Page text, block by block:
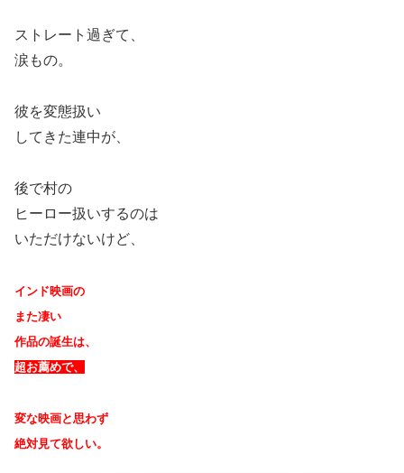
ストレート過ぎて、
涙もの。
彼を変態扱い
してきた連中が、
後で村の
ヒーロー扱いするのは
いただけないけど、
インド映画の
また凄い
作品の誕生は、
超お薦めで、
変な映画と思わず
絶対見て欲しい。